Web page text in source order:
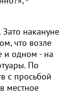
накануне
что возле
и одном - на
По
с просьбой
местное